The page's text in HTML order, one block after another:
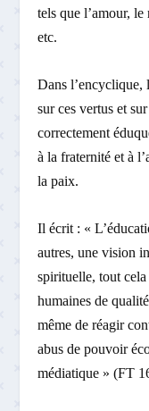
tels que l’amour,
etc.
Dans l’encyclique,
sur ces vertus et
correctement
à la fraternité et à
la paix.
Il écrit : «
autres, une vision
spirituelle, tout cela
humaines de
même de réagir
abus de pouvoir
médiatique » (FT